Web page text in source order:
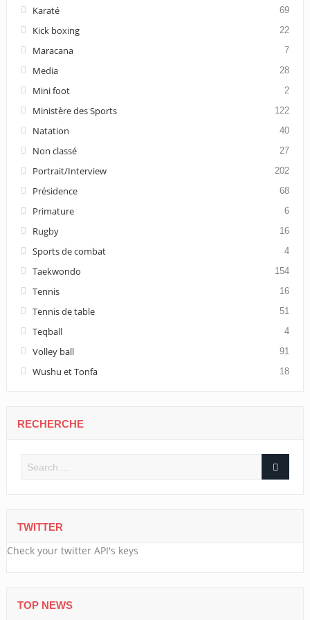
Karaté 69
Kick boxing 22
Maracana 7
Media 28
Mini foot 2
Ministère des Sports 122
Natation 40
Non classé 27
Portrait/Interview 202
Présidence 68
Primature 6
Rugby 16
Sports de combat 4
Taekwondo 154
Tennis 16
Tennis de table 51
Teqball 4
Volley ball 91
Wushu et Tonfa 18
RECHERCHE
TWITTER
Check your twitter API's keys
TOP NEWS